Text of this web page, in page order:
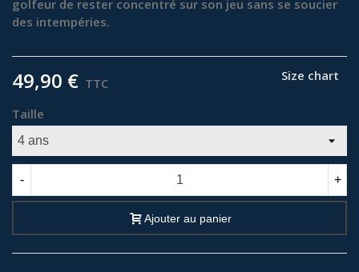
golfeur de rester concentré sur son jeu sans se soucier
des intempéries.
49,90 € TTC Size chart
Taille
- +
Ajouter au panier